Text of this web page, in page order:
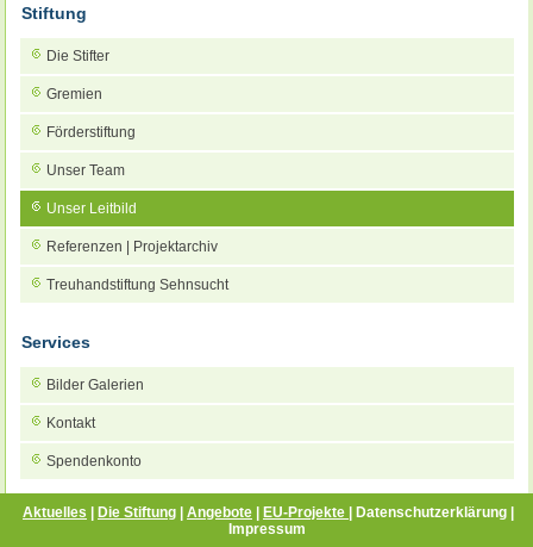
Stiftung
Die Stifter
Gremien
Förderstiftung
Unser Team
Unser Leitbild
Referenzen | Projektarchiv
Treuhandstiftung Sehnsucht
Services
Bilder Galerien
Kontakt
Spendenkonto
Aktuelles | Die Stiftung | Angebote | EU-Projekte | Datenschutzerklärung |
Impressum